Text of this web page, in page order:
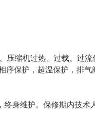
压缩机过热、过载、过流
序保护，超温保护，排气
终身维护。保修期内技术